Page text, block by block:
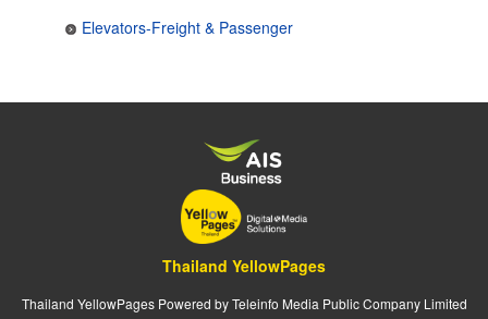
Elevators-Freight & Passenger
Thailand YellowPages
Thailand YellowPages Powered by Teleinfo Media Public Company Limited